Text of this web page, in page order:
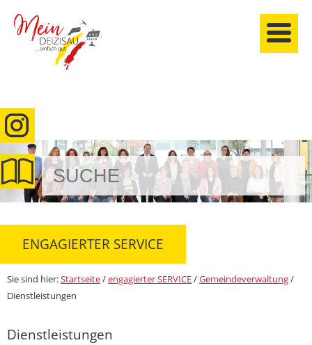
anmelden
ENGAGIERTER SERVICE
Sie sind hier:Startseite/engagierter SERVICE/Gemeindeverwaltung/
Dienstleistungen
Dienstleistungen